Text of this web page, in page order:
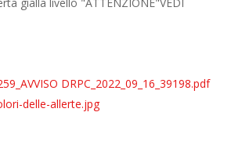
DRPC_2022_09_16_39198.pdf
delle-allerte.jpg